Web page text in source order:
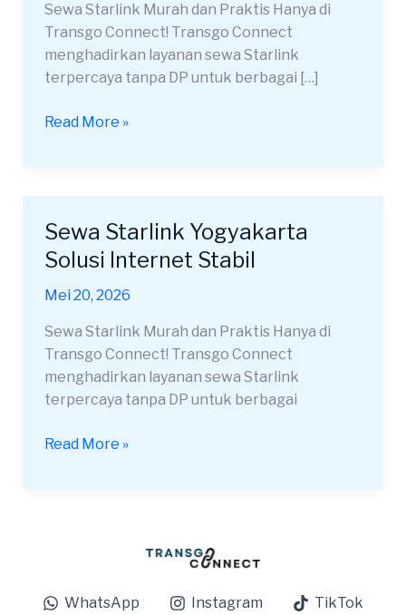
Sewa Starlink Murah dan Praktis Hanya di
Transgo Connect! Transgo Connect
menghadirkan layanan sewa Starlink
terpercaya tanpa DP untuk berbagai […]
Area
Sulit
Sinyal
Read More »
Sewa Starlink Yogyakarta
Solusi Internet Stabil
Mei 20, 2026
Sewa Starlink Murah dan Praktis Hanya di
Transgo Connect! Transgo Connect
menghadirkan layanan sewa Starlink
terpercaya tanpa DP untuk berbagai
Sewa
Starlink
Yogyakarta
Solusi
Stabil
Read More »
WhatsApp Instagram TikTok